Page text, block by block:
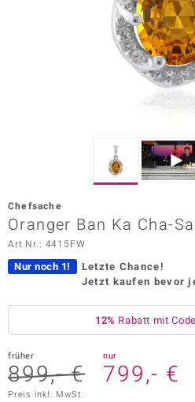
Vogue
Paraíso
Chefsache
Oranger Ban Ka Cha-
Art.Nr.: 4415FW
Nur noch 1!
Letzte Chance!
Jetzt kaufen bevor
12% Rabatt mit
früher
899,- €
nur
799,- €
Preis inkl. MwSt.